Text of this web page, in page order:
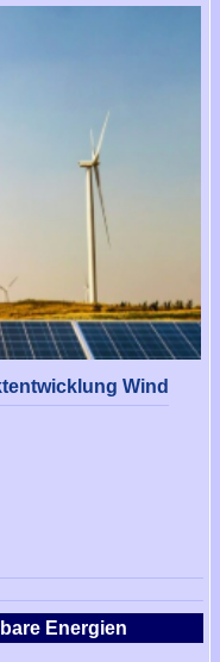
Energien
Wind